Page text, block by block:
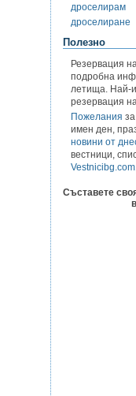
дроселирам
дроселиране
Полезно
Резервация
подробна
летища. Най-
резервация
Пожелания
имен ден,
новини от
вестници,
Vestnicibg.com
Съставете
в